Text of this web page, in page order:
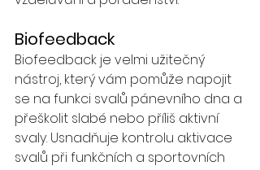
Biofeedback
Biofeedback je velmi užitečný
nástroj, který vám pomůže napojit
se na funkci svalů pánevního dna a
přeškolit slabé nebo příliš aktivní
svaly. Usnadňuje kontrolu aktivace
svalů při funkčních a sportovních